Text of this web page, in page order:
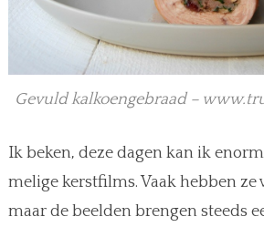
Gevuld kalkoengebraad –
Ik beken, deze dagen kan ik
melige kerstfilms. Vaak hebben
maar de beelden brengen steeds